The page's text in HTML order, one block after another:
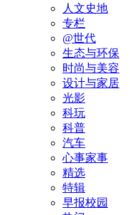
人文史地
专栏
@世代
生态与环保
时尚与美容
设计与家居
光影
科玩
科普
汽车
心事家事
精选
特辑
早报校园